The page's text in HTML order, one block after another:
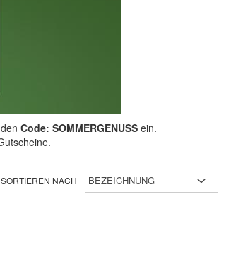
Code: SOMMERGENUSSein.
SORTIEREN NACH